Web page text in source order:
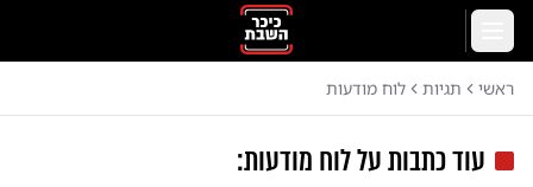
דלג לתוכן הראשי
ראשי תגיות לוח מודעות
עוד כתבות עללוח מודעות: